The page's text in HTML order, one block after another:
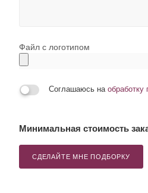
Файл с логотипом
Соглашаюсь на обработку
Минимальная стоимость
СДЕЛАЙТЕ МНЕ ПОДБОРКУ